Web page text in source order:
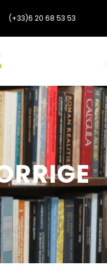
(+33)6 20 68 53 53